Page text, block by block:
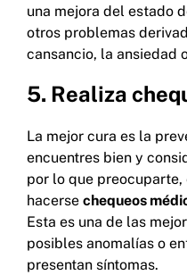
una mejora del estado
otros problemas
cansancio, la ansiedad
5. Realiza
La mejor cura es la
encuentres bien y
por lo que
hacerse chequeos
Esta es una de las
posibles anomalías o
presentan síntomas.